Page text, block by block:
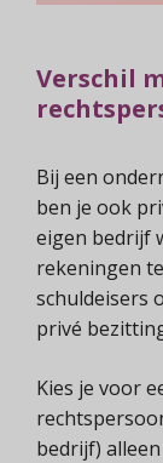
Verschil
Bij een
ben je ook
eigen bedrijf
rekeningen
schuldeisers
privé
Kies je voor
bedrijf)